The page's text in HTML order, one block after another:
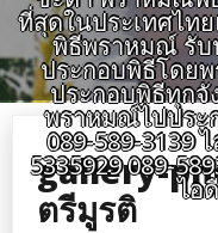
ที่สุดในประเทศไท
พิธีพราหมณ์ รั
ประกอบพิธีโดย
ประกอบพิธีทุกจั
พราหมณ์ไปประ
089-589-3139
5335929 089-
ไอ
gallery-
ตรีมูรติ